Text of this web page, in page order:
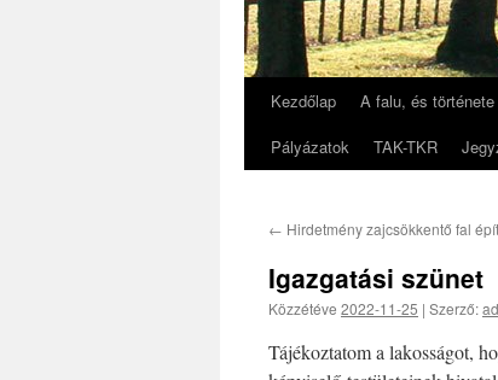
Kilépés
Kezdőlap A falu, és története
Pályázatok
TAK-TKR
← Hirdetmény zajcsökkentő fal
Igazgatási szünet
Közzétéve 2022-11-25 | Szerző:
Tájékoztatom a lakosságot,